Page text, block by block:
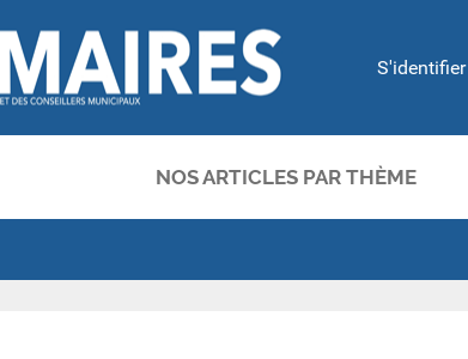
S'identifier
NOS ARTICLES PAR THÈME